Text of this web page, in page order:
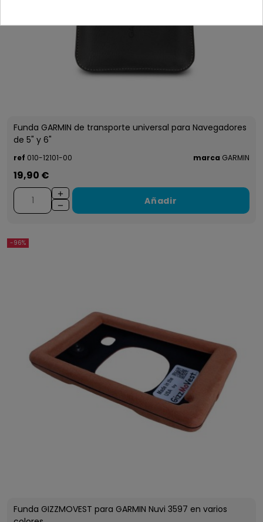
Funda GARMIN de transporte universal para Navegadores
de 5" y 6"
ref 010-12101-00 marca GARMIN
19,90 €
Añadir
-96%
Funda GIZZMOVEST para GARMIN Nuvi 3597 en varios